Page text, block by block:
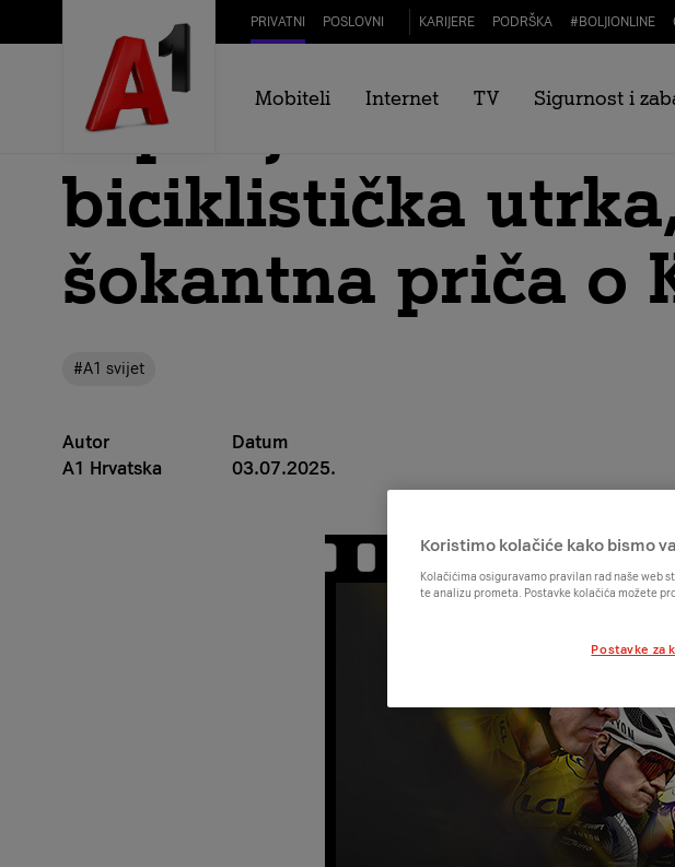
Skip to Main Content PRIVATNI POSLOVNI KARIJERE PODRŠKA # BOLJIONLINE
Mobiteli Internet TV Sigurnost i
Srpanj na A1 TV-
biciklistička
šokantna priča o
#A1 svijet
Autor
A1 Hrvatska
Datum
03.07.2025.
Koristimo kolačiće kako bismo
Kolačićima osiguravamo pravilan rad naše web
te analizu prometa. Postavke kolačića možete
Postavke za